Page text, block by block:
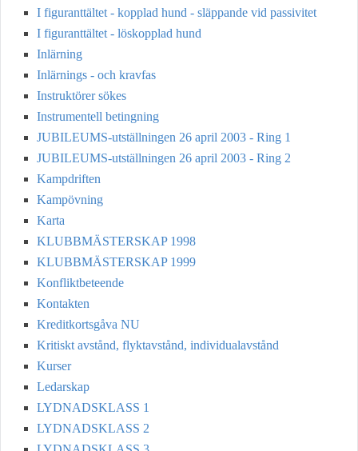
I figuranttältet - kopplad hund - släppande vid passivitet
I figuranttältet - löskopplad hund
Inlärning
Inlärnings - och kravfas
Instruktörer sökes
Instrumentell betingning
JUBILEUMS-utställningen 26 april 2003 - Ring 1
JUBILEUMS-utställningen 26 april 2003 - Ring 2
Kampdriften
Kampövning
Karta
KLUBBMÄSTERSKAP 1998
KLUBBMÄSTERSKAP 1999
Konfliktbeteende
Kontakten
Kreditkortsgåva NU
Kritiskt avstånd, flyktavstånd, individualavstånd
Kurser
Ledarskap
LYDNADSKLASS 1
LYDNADSKLASS 2